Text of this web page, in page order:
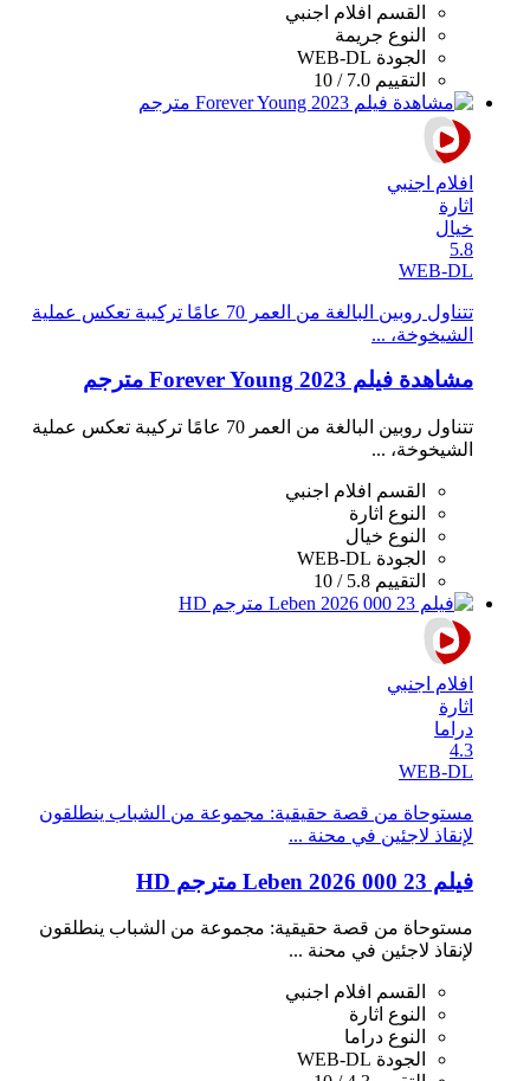
القسم
افلام اجنبي
النوع جريمة
الجودة WEB-DL
التقييم 7.0 / 10
افلام اجنبي
اثارة
خيال
5.8
WEB-DL
تتناول روبين البالغة من العمر 70 عامًا تركيبة تعكس عملية
الشيخوخة، ...
مشاهدة فيلم Forever Young 2023 مترجم
تتناول روبين البالغة من العمر 70 عامًا تركيبة تعكس عملية
الشيخوخة، ...
القسم
افلام اجنبي
النوع اثارة
النوع خيال
الجودة WEB-DL
التقييم 5.8 / 10
افلام اجنبي
اثارة
دراما
4.3
WEB-DL
مستوحاة من قصة حقيقية: مجموعة من الشباب ينطلقون
لإنقاذ لاجئين في محنة ...
فيلم 23 000 Leben 2026 مترجم HD
مستوحاة من قصة حقيقية: مجموعة من الشباب ينطلقون
لإنقاذ لاجئين في محنة ...
القسم افلام اجنبي
النوع اثارة
النوع دراما
الجودة WEB-DL